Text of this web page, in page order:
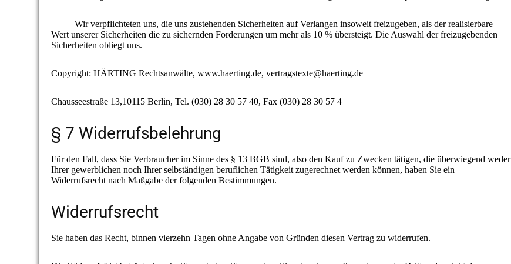
– Wir verpflichteten uns, die uns zustehenden Sicherheiten auf Verlangen insoweit freizugeben, als der realisierbare
Wert unserer Sicherheiten die zu sichernden Forderungen um mehr als 10 % übersteigt. Die Auswahl der freizugebenden
Sicherheiten obliegt uns.
Copyright: HÄRTING Rechtsanwälte, www.haerting.de, vertragstexte@haerting.de
Chausseestraße 13,10115 Berlin, Tel. (030) 28 30 57 40, Fax (030) 28 30 57 4
§ 7 Widerrufsbelehrung
Für den Fall, dass Sie Verbraucher im Sinne des § 13 BGB sind, also den Kauf zu Zwecken tätigen, die überwiegend weder
Ihrer gewerblichen noch Ihrer selbständigen beruflichen Tätigkeit zugerechnet werden können, haben Sie ein
Widerrufsrecht nach Maßgabe der folgenden Bestimmungen.
Widerrufsrecht
Sie haben das Recht, binnen vierzehn Tagen ohne Angabe von Gründen diesen Vertrag zu widerrufen.